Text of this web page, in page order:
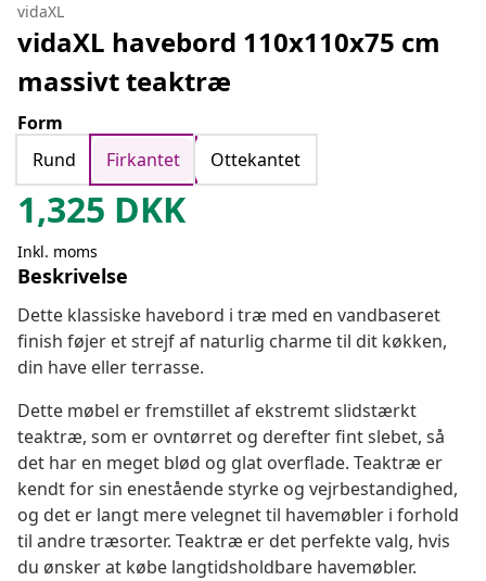
vidaXL
vidaXL havebord 110x110x75 cm
massivt teaktræ
Form
Rund
Firkantet Ottekantet
1,325 DKK
Inkl. moms
Beskrivelse
Dette klassiske havebord i træ med en vandbaseret
finish føjer et strejf af naturlig charme til dit køkken,
din have eller terrasse.
Dette møbel er fremstillet af ekstremt slidstærkt
teaktræ, som er ovntørret og derefter fint slebet, så
det har en meget blød og glat overflade. Teaktræ er
kendt for sin enestående styrke og vejrbestandighed,
og det er langt mere velegnet til havemøbler i forhold
til andre træsorter. Teaktræ er det perfekte valg, hvis
du ønsker at købe langtidsholdbare havemøbler.